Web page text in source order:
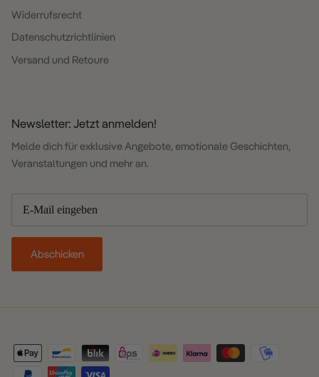
Widerrufsrecht
Datenschutzrichtlinien
Versand und Retoure
Newsletter: Jetzt anmelden!
Melde dich für exklusive Angebote, emotionale Geschichten,
Veranstaltungen und mehr an.
Abschicken